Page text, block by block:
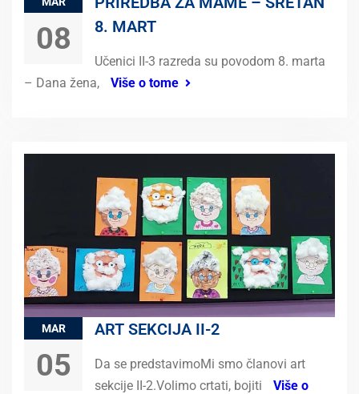
08
8. MART
Učenici II-3 razreda su povodom 8. marta
– Dana žena,
Više o tome
MAR
05
ART SEKCIJA II-2
Da se predstavimoMi smo članovi art
sekcije II-2.Volimo crtati, bojiti
Više o